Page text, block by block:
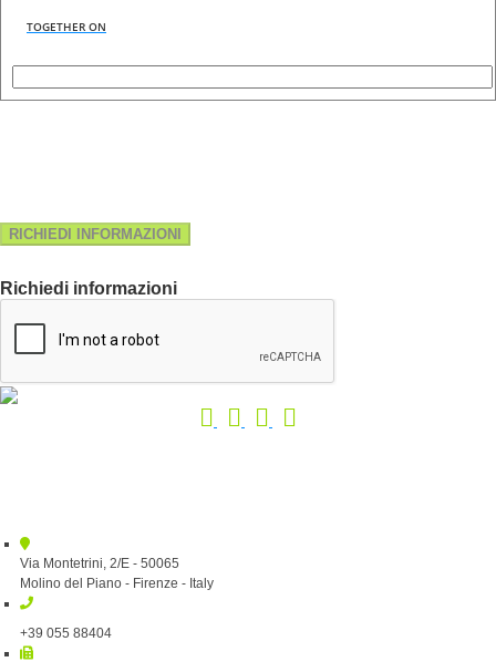
TOGETHER ON
RICHIEDI INFORMAZIONI
Richiedi informazioni
Via Montetrini, 2/E - 50065
Molino del Piano - Firenze - Italy
+39 055 88404